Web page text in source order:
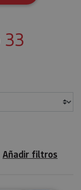
33
Añadir filtros